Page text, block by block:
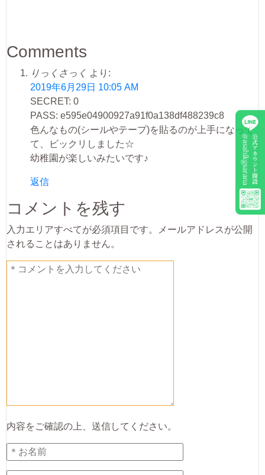
Comments
りっくさっく より:
2019年6月29日 10:05 AM
SECRET: 0
PASS: e595e04900927a91f0a138df488239c8
色んなもの(シールやテープ)を貼るのが上手になって
て、ビックリしました☆
幼稚園が楽しいみたいです♪
返信
コメントを残す
入力エリアすべてが必須項目です。メールアドレスが公開
されることはありません。
内容をご確認の上、送信してください。